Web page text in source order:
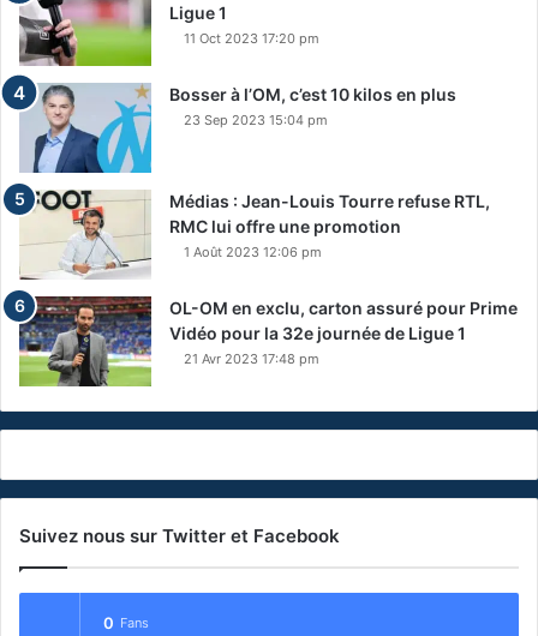
Ligue 1
11 Oct 2023 17:20 pm
Bosser à l’OM, c’est 10 kilos en plus
23 Sep 2023 15:04 pm
Médias : Jean-Louis Tourre refuse RTL,
RMC lui offre une promotion
1 Août 2023 12:06 pm
OL-OM en exclu, carton assuré pour Prime
Vidéo pour la 32e journée de Ligue 1
21 Avr 2023 17:48 pm
Suivez nous sur Twitter et Facebook
0 Fans